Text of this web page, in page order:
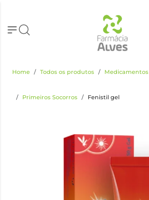
Home Todos os produtos Medicamentos
Primeiros Socorros Fenistil gel